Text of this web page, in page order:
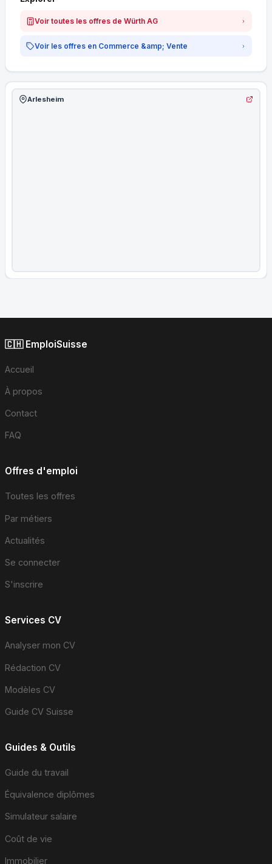
Voir toutes les offres de Würth AG
Voir les offres en Commerce &amp; Vente
Arlesheim
🇨🇭 EmploiSuisse
Accueil
À propos
Contact
FAQ
Offres d'emploi
Toutes les offres
Par métiers
Actualités
Se connecter
S'inscrire
Services CV
Analyser mon CV
Rédaction CV
Modèles CV
Guide CV Suisse
Guides & Outils
Guide du travail
Équivalence diplômes
Simulateur salaire
Coût de vie
Immobilier